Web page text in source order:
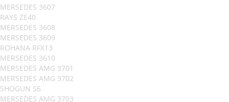
MERSEDES 3607
RAYS ZE40
MERSEDES 3608
MERSEDES 3609
ROHANA RFX13
MERSEDES 3610
MERSEDES AMG 3701
MERSEDES AMG 3702
SHOGUN S6
MERSEDES AMG 3703